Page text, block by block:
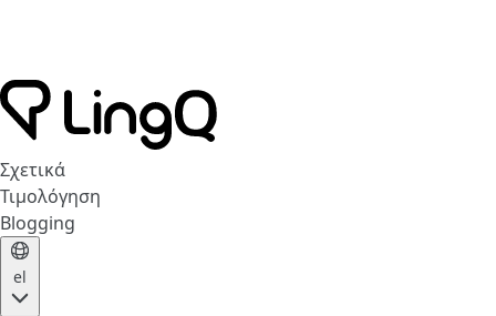
Σχετικά
Τιμολόγηση
Blogging
el